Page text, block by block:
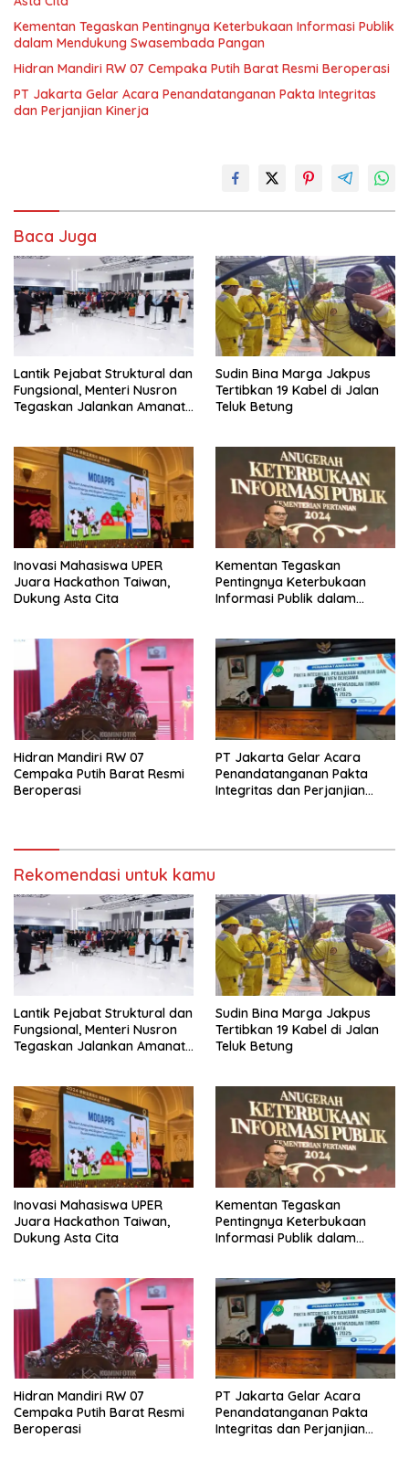
Kementan Tegaskan Pentingnya Keterbukaan Informasi Publik
dalam Mendukung Swasembada Pangan
Hidran Mandiri RW 07 Cempaka Putih Barat Resmi Beroperasi
PT Jakarta Gelar Acara Penandatanganan Pakta Integritas
dan Perjanjian Kinerja
Baca Juga
Lantik Pejabat Struktural dan
Fungsional, Menteri Nusron
Tegaskan Jalankan Amanat
Sudin Bina Marga Jakpus
Tertibkan 19 Kabel di Jalan
Teluk Betung
Inovasi Mahasiswa UPER
Juara Hackathon Taiwan,
Dukung Asta Cita
Kementan Tegaskan
Pentingnya Keterbukaan
Informasi Publik dalam
Hidran Mandiri RW 07
Cempaka Putih Barat Resmi
Beroperasi
PT Jakarta Gelar Acara
Penandatanganan Pakta
Integritas dan Perjanjian
Rekomendasi untuk kamu
Lantik Pejabat Struktural dan
Fungsional, Menteri Nusron
Tegaskan Jalankan Amanat
Sudin Bina Marga Jakpus
Tertibkan 19 Kabel di Jalan
Teluk Betung
Inovasi Mahasiswa UPER
Juara Hackathon Taiwan,
Dukung Asta Cita
Kementan Tegaskan
Pentingnya Keterbukaan
Informasi Publik dalam
Hidran Mandiri RW 07
Cempaka Putih Barat Resmi
Beroperasi
PT Jakarta Gelar Acara
Penandatanganan Pakta
Integritas dan Perjanjian